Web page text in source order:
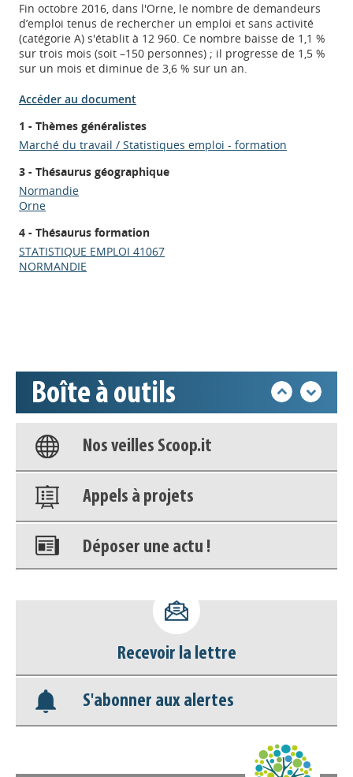
Fin octobre 2016, dans l'Orne, le nombre de demandeurs
d’emploi tenus de rechercher un emploi et sans activité
(catégorie A) s'établit à 12 960. Ce nombre baisse de 1,1 %
sur trois mois (soit –150 personnes) ; il progresse de 1,5 %
sur un mois et diminue de 3,6 % sur un an.
Accéder au document
1 - Thèmes généralistes
Marché du travail / Statistiques emploi - formation
3 - Thésaurus géographique
Normandie
Orne
4 - Thésaurus formation
STATISTIQUE EMPLOI 41067
NORMANDIE
Boîte à outils
Appels à projets
Base documentaire
Nos veilles Scoop.it
Appels à projets
Déposer une actu !
déconnecter)
Base documentaire
Nos veilles Scoop.it
Recevoir la lettre
S'abonner aux alertes